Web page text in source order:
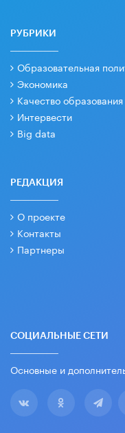
РУБРИКИ
Образовательная
Экономика
Качество образования
Интервести
Big data
РЕДАКЦИЯ
О проекте
Контакты
Партнеры
СОЦИАЛЬНЫЕ СЕТИ
Основные и